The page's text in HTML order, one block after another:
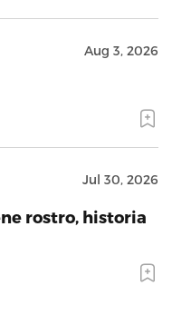
Aug 3, 2026
Jul 30, 2026
rostro, historia